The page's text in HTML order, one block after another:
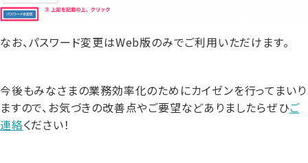
なお、パスワード変更はWeb版のみでご利用いただけます。
今後もみなさまの業務効率化のためにカイゼンを行ってまいり
ますので、お気づきの改善点やご要望などありましたらぜひご
連絡ください！